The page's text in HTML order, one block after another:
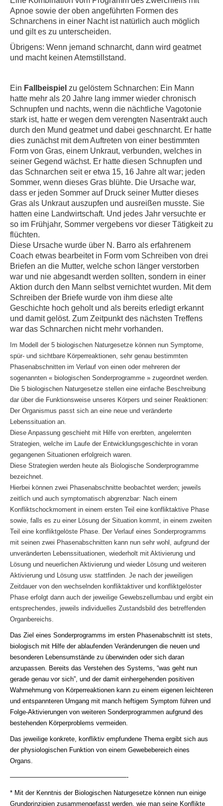
Apnoe sowie der oben angeführten Formen des
Schnarchens in einer Nacht ist natürlich auch möglich
und gilt es zu unterscheiden.
Übrigens: Wenn jemand schnarcht, dann wird geatmet
und macht keinen Atemstillstand.
Ein Fallbeispiel zu gelöstem Schnarchen: Ein Mann
hatte mehr als 20 Jahre lang immer wieder chronisch
Schnupfen und nachts, wenn die nächtliche Vagotonie
stark ist, hatte er wegen dem verengten Nasentrakt auch
durch den Mund geatmet und dabei geschnarcht. Er hatte
dies zunächst mit dem Auftreten von einer bestimmten
Form von Gras, einem Unkraut, verbunden, welches in
seiner Gegend wächst. Er hatte diesen Schnupfen und
das Schnarchen seit er etwa 15, 16 Jahre alt war; jeden
Sommer, wenn dieses Gras blühte. Die Ursache war,
dass er jeden Sommer auf Druck seiner Mutter dieses
Gras als Unkraut auszupfen und ausreißen musste. Sie
hatten eine Landwirtschaft. Und jedes Jahr versuchte er
so im Frühjahr, Sommer vergebens vor dieser Tätigkeit zu
flüchten.
Diese Ursache wurde über N. Barro als erfahrenem
Coach etwas bearbeitet in Form vom Schreiben von drei
Briefen an die Mutter, welche schon länger verstorben
war und nie abgesandt werden sollten, sondern in einer
Aktion durch den Mann selbst vernichtet wurden. Mit dem
Schreiben der Briefe wurde von ihm diese alte
Geschichte hoch geholt und als bereits erledigt erkannt
und damit gelöst. Zum Zeitpunkt des nächsten Treffens
war das Schnarchen nicht mehr vorhanden.
Im Modell der 5 biologischen Naturgesetze können nun Symptome,
spür- und sichtbare Körperreaktionen, sehr genau bestimmten
Phasenabschnitten im Verlauf von einen oder mehreren der
sogenannten « biologischen Sonderprogramme » zugeordnet werden.
Die 5 biologischen Naturgesetze stellen eine einfache Beschreibung
dar über die Funktionsweise unseres Körpers und seiner Reaktionen:
Der Organismus passt sich an eine neue und veränderte
Lebenssituation an.
Diese Anpassung geschieht mit Hilfe von ererbten, angelernten
Strategien, welche im Laufe der Entwicklungsgeschichte in voran
gegangenen Situationen erfolgreich waren.
Diese Strategien werden heute als Biologische Sonderprogramme
bezeichnet.
Hierbei können zwei Phasenabschnitte beobachtet werden; jeweils
zeitlich und auch symptomatisch abgrenzbar: Nach einem
Konfliktschockmoment in einem ersten Teil eine konfliktaktive Phase
sowie, falls es zu einer Lösung der Situation kommt, in einem zweiten
Teil eine konfliktgelöste Phase. Der Verlauf eines Sonderprogramms
mit seinen zwei Phasenabschnitten kann nun sehr wohl, aufgrund der
unveränderten Lebenssituationen, wiederholt mit Aktivierung und
Lösung und neuerlichen Aktivierung und wieder Lösung und weiteren
Aktivierung und Lösung usw. stattfinden. Je nach der jeweiligen
Zeitdauer von den wechselnden konfliktaktiver und konfliktgelöster
Phase erfolgt dann auch der jeweilige Gewebszellumbau und ergibt ein
entsprechendes, jeweils individuelles Zustandsbild des betreffenden
Organbereichs.
Das Ziel eines Sonderprogramms im ersten Phasenabschnitt ist stets,
biologisch mit Hilfe der ablaufenden Veränderungen die neuen und
besonderen Lebensumstände zu überwinden oder sich daran
anzupassen. Bereits das Verstehen des Systems, “was geht nun
gerade genau vor sich”, und der damit einhergehenden positiven
Wahrnehmung von Körperreaktionen kann zu einem eigenen leichteren
und entspannteren Umgang mit manch heftigem Symptom führen und
Folge-Aktivierungen von weiteren Sonderprogrammen aufgrund des
bestehenden Körperproblems vermeiden.
Das jeweilige konkrete, konfliktiv empfundene Thema ergibt sich aus
der physiologischen Funktion von einem Gewebebereich eines
Organs.
——————————————————-
* Mit der Kenntnis der Biologischen Naturgesetze können nun einige
Grundprinzipien zusammengefasst werden, wie man seine Konﬂikte